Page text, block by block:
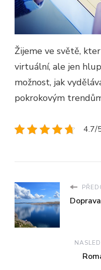
Žijeme ve světě,
virtuální, ale jen
možnost, jak
pokrokovým
4.7/